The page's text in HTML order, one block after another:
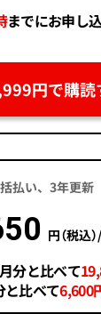
までにお申し
円で購読
払い、3年更新
円（税込
分と比べて
と比べて6,600